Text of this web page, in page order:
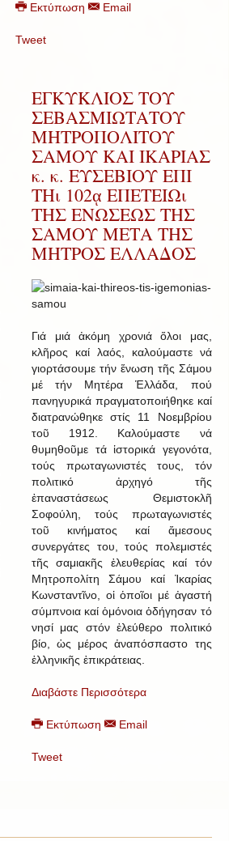
Εκτύπωση Email
Tweet
ΕΓΚΥΚΛΙΟΣ ΤΟΥ
ΣΕΒΑΣΜΙΩΤΑΤΟΥ
ΜΗΤΡΟΠΟΛΙΤΟΥ
ΣΑΜΟΥ ΚΑΙ ΙΚΑΡΙΑΣ
κ. κ. ΕΥΣΕΒΙΟΥ ΕΠΙ
ΤΗι 102ᾳ ΕΠΕΤΕΙΩι
ΤΗΣ ΕΝΩΣΕΩΣ ΤΗΣ
ΣΑΜΟΥ ΜΕΤΑ ΤΗΣ
ΜΗΤΡΟΣ ΕΛΛΑΔΟΣ
Γιά μιά ἀκόμη χρονιά ὅλοι μας,
κλῆρος καί λαός, καλούμαστε νά
γιορτάσουμε τήν ἕνωση τῆς Σάμου
μέ τήν Μητέρα Ἑλλάδα, πού
πανηγυρικά πραγματοποιήθηκε καί
διατρανώθηκε στίς 11 Νοεμβρίου
τοῦ 1912. Καλούμαστε νά
θυμηθοῦμε τά ἱστορικά γεγονότα,
τούς πρωταγωνιστές τους, τόν
πολιτικό ἀρχηγό τῆς
ἐπαναστάσεως Θεμιστοκλῆ
Σοφούλη, τούς πρωταγωνιστές
τοῦ κινήματος καί ἄμεσους
συνεργάτες του, τούς πολεμιστές
τῆς σαμιακῆς ἐλευθερίας καί τόν
Μητροπολίτη Σάμου καί Ἰκαρίας
Κωνσταντῖνο, οἱ ὁποῖοι μέ ἀγαστή
σύμπνοια καί ὁμόνοια ὁδήγησαν τό
νησί μας στόν ἐλεύθερο πολιτικό
βίο, ὡς μέρος ἀναπόσπαστο της
ἑλληνικῆς ἐπικράτειας.
Διαβάστε Περισσότερα
Εκτύπωση Email
Tweet